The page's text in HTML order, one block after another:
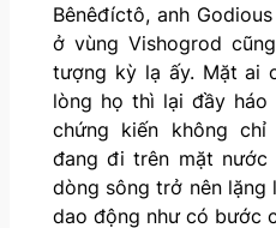
Bênêđíctô, anh
ở vùng Vishogrod
tượng kỳ lạ ấy. Mặt ai
lòng họ thì lại đầy
chứng kiến không
đang đi trên mặt nước
dòng sông trở nên lặng
dao động như có bước